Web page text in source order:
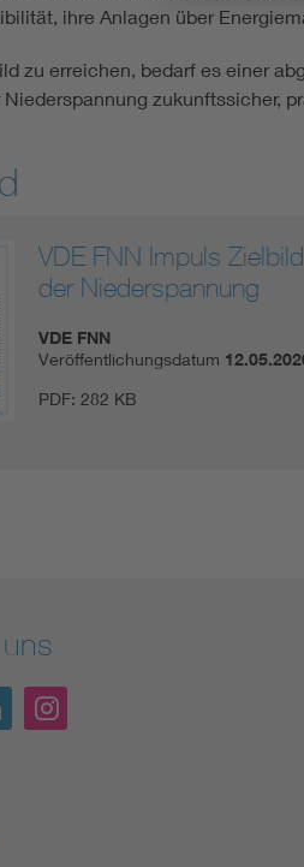
ihre Anlagen über
zu erreichen, bedarf es einer
zukunftssicher,
VDE FNN Impuls
der Niederspannung
VDE FNN
Veröffentlichungsdatum
PDF: 282 KB